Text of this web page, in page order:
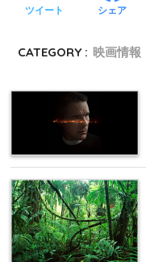
ツイート シェア
CATEGORY : 映画情報